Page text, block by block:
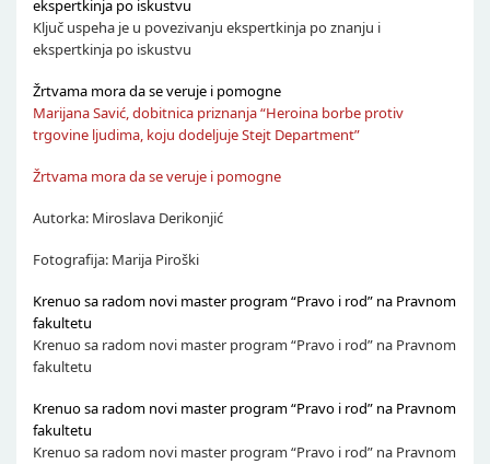
ekspertkinja po iskustvu
Ključ uspeha je u povezivanju ekspertkinja po znanju i
ekspertkinja po iskustvu
Žrtvama mora da se veruje i pomogne
Marijana Savić, dobitnica priznanja “Heroina borbe protiv
trgovine ljudima, koju dodeljuje Stejt Department”
Žrtvama mora da se veruje i pomogne
Autorka: Miroslava Derikonjić
Fotografija: Marija Piroški
Krenuo sa radom novi master program “Pravo i rod” na Pravnom
fakultetu
Krenuo sa radom novi master program “Pravo i rod” na Pravnom
fakultetu
Krenuo sa radom novi master program “Pravo i rod” na Pravnom
fakultetu
Krenuo sa radom novi master program “Pravo i rod” na Pravnom